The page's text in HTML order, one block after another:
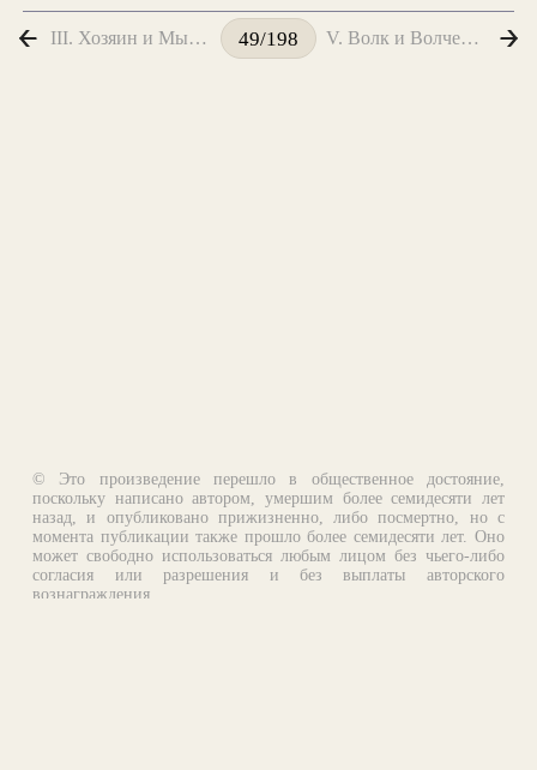
III. Хозяин и Мыши 49/198 V. Волк и Волченок
© Это произведение перешло в общественное достояние,
поскольку написано автором, умершим более семидесяти лет
назад, и опубликовано прижизненно, либо посмертно, но с
момента публикации также прошло более семидесяти лет. Оно
может свободно использоваться любым лицом без чьего-либо
согласия или разрешения и без выплаты авторского
вознаграждения.